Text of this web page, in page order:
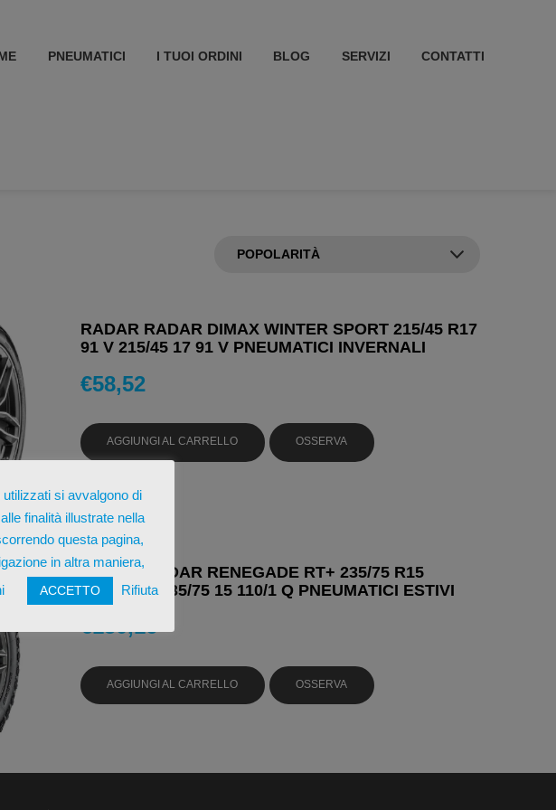
PNEUMATICI I TUOI ORDINI BLOG SERVIZI CONTATTI
RADAR RADAR DIMAX WINTER SPORT 215/45 R17
91 V 215/45 17 91 V PNEUMATICI INVERNALI
€58,52
AGGIUNGI AL CARRELLO OSSERVA
RADAR RADAR RENEGADE RT+ 235/75 R15
110/107 Q 235/75 15 110/1 Q PNEUMATICI ESTIVI
€150,16
AGGIUNGI AL CARRELLO OSSERVA
si avvalgono di
finalità illustrate nella
questa pagina,
in altra maniera,
ACCETTO Rifiuta